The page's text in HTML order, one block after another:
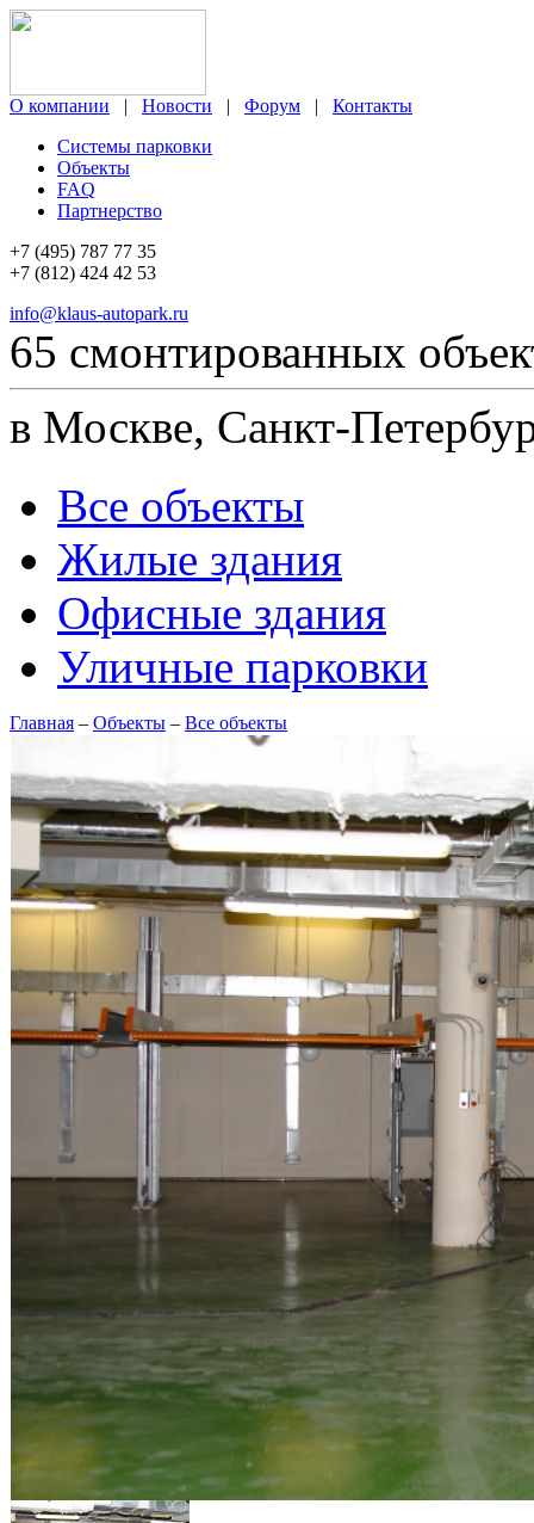
О компании | Новости | Форум |
Контакты
Системы парковки
Объекты
FAQ
Партнерство
+7 (495) 787 77 35
+7 (812) 424 42 53
info@klaus-autopark.ru
65 смонтированных
в Москве, Санкт-
Все объекты
Жилые здания
Офисные здания
Уличные парковки
Главная – Объекты – Все объекты